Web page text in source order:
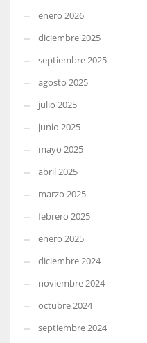
enero 2026
diciembre 2025
septiembre 2025
agosto 2025
julio 2025
junio 2025
mayo 2025
abril 2025
marzo 2025
febrero 2025
enero 2025
diciembre 2024
noviembre 2024
octubre 2024
septiembre 2024